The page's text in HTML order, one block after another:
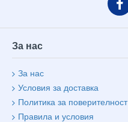
За нас
За нас
Условия за доставка
Политика за поверителност
Правила и условия